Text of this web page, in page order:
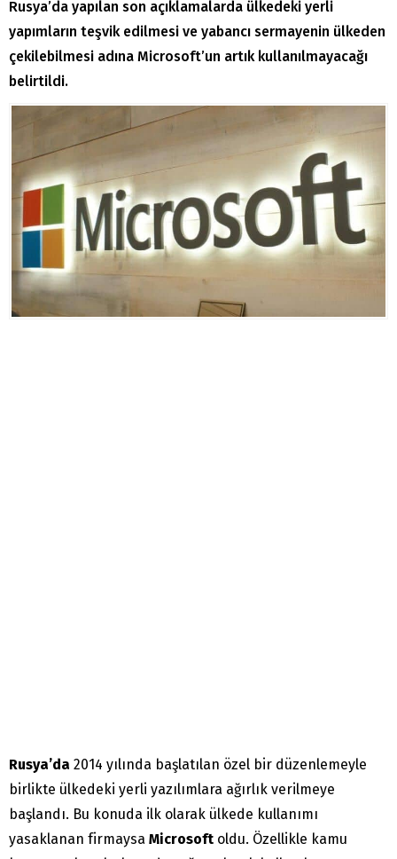
Rusya’da yapılan son açıklamalarda ülkedeki yerli
yapımların teşvik edilmesi ve yabancı sermayenin ülkeden
çekilebilmesi adına Microsoft’un artık kullanılmayacağı
belirtildi.
Rusya’da 2014 yılında başlatılan özel bir düzenlemeyle
birlikte ülkedeki yerli yazılımlara ağırlık verilmeye
başlandı. Bu konuda ilk olarak ülkede kullanımı
yasaklanan firmaysa Microsoft oldu. Özellikle kamu